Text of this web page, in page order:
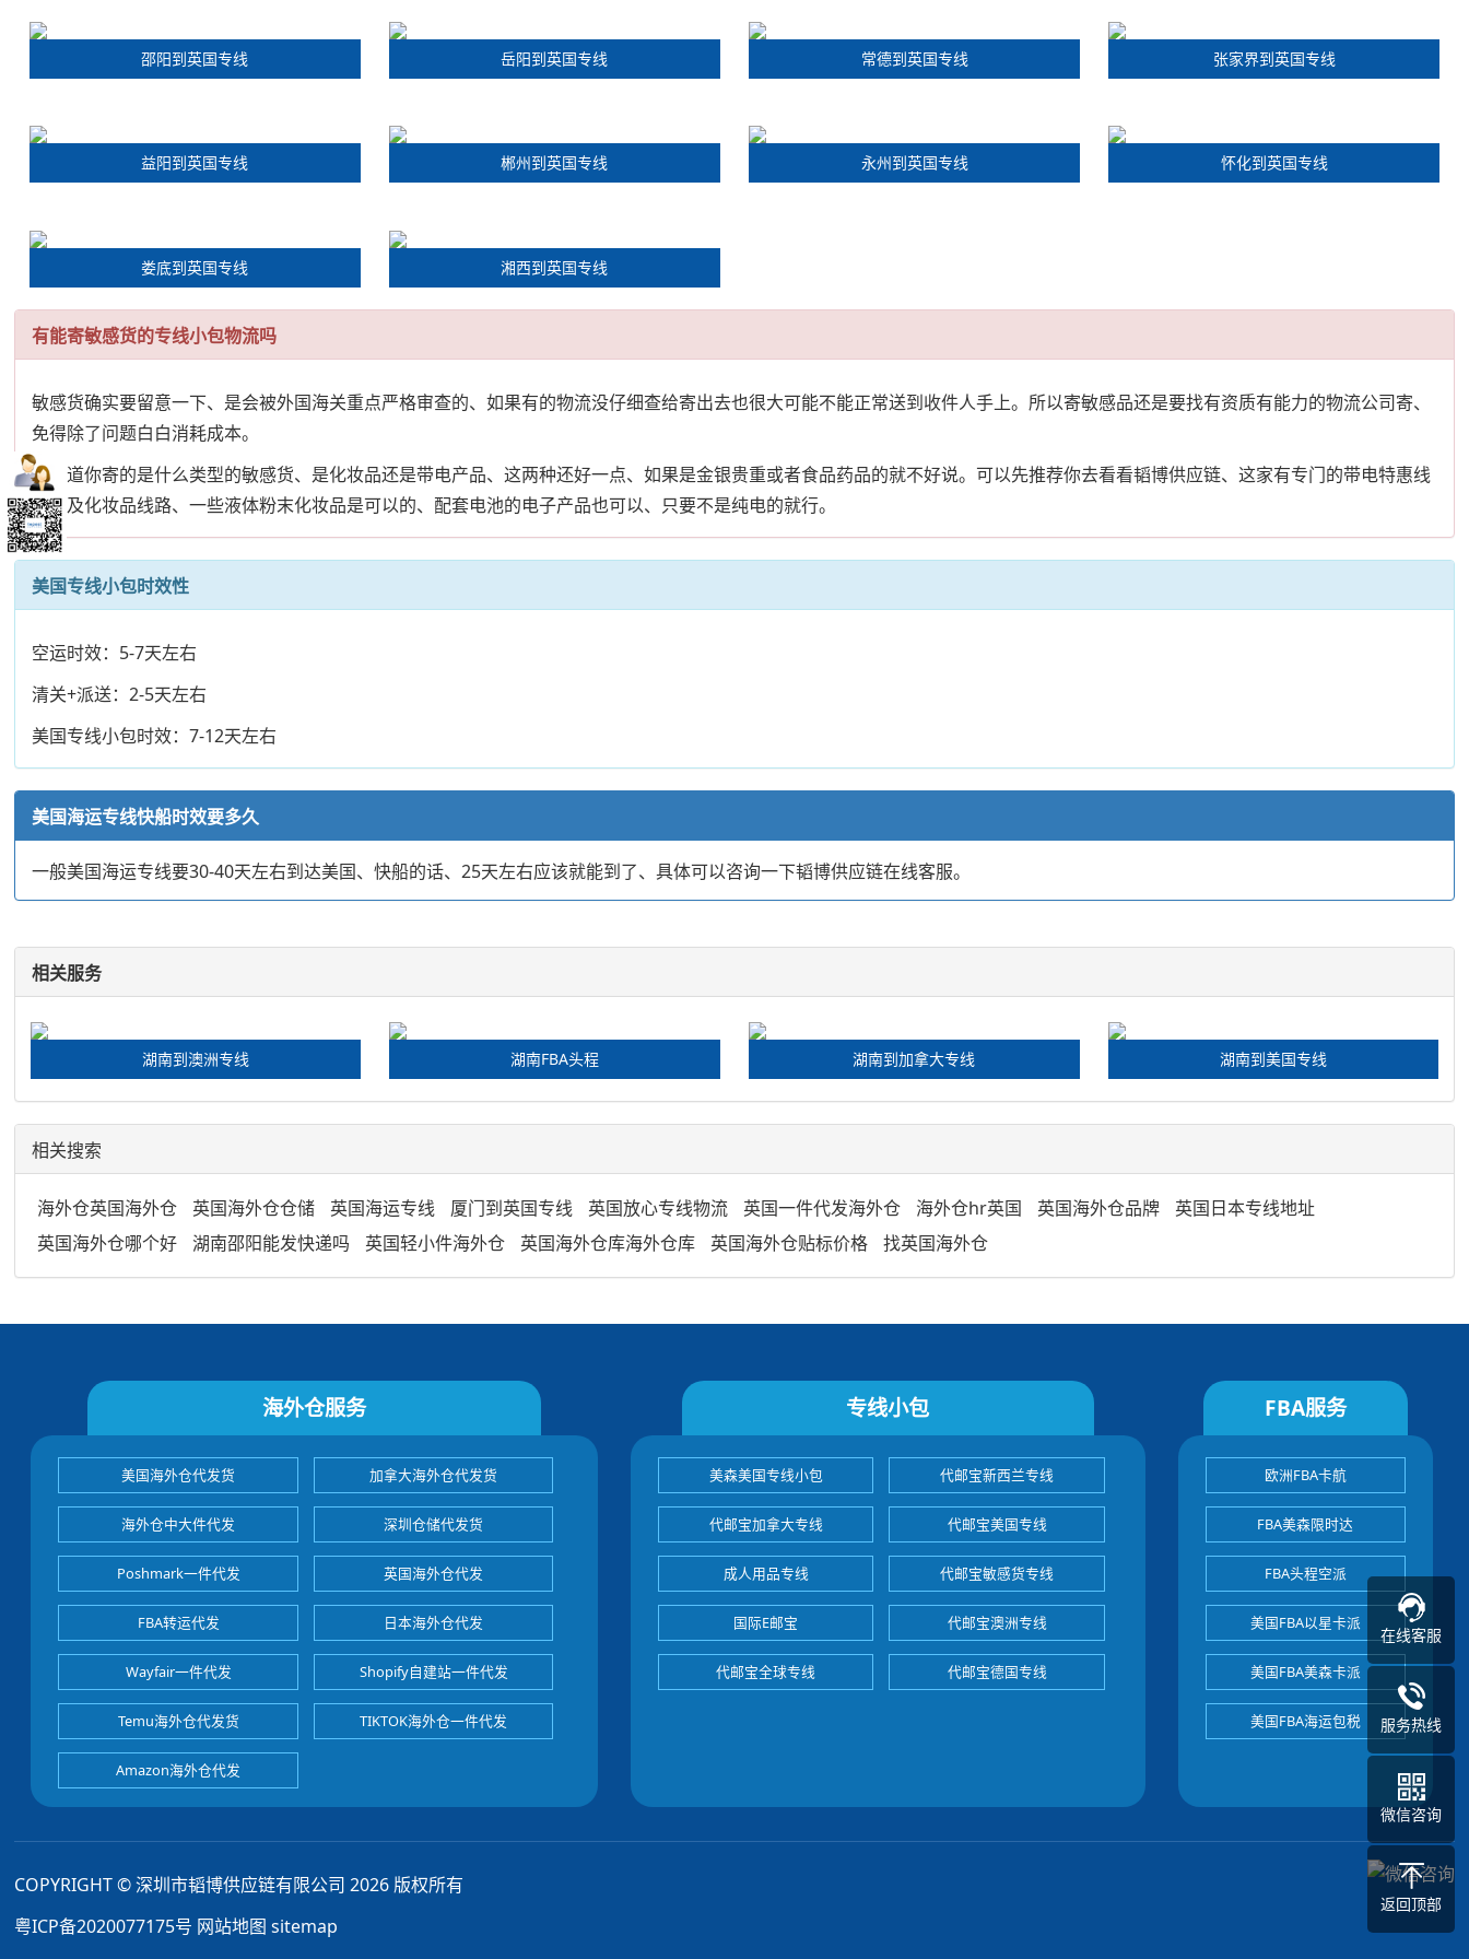
邵阳到英国专线 岳阳到英国专线 常德到英国专线 张家界到英国专线
益阳到英国专线 郴州到英国专线 永州到英国专线 怀化到英国专线
娄底到英国专线 湘西到英国专线
有能寄敏感货的专线小包物流吗
敏感货确实要留意一下、是会被外国海关重点严格审查的、如果有的物流没仔细查给寄出去也很大可能不能正常送到收件人手上。所以寄敏感品还是要找有资质有能力的物流公司寄、
免得除了问题白白消耗成本。
不知道你寄的是什么类型的敏感货、是化妆品还是带电产品、这两种还好一点、如果是金银贵重或者食品药品的就不好说。可以先推荐你去看看韬博供应链、这家有专门的带电特惠线
路以及化妆品线路、一些液体粉末化妆品是可以的、配套电池的电子产品也可以、只要不是纯电的就行。
美国专线小包时效性
空运时效：5-7天左右
清关+派送：2-5天左右
美国专线小包时效：7-12天左右
美国海运专线快船时效要多久
一般美国海运专线要30-40天左右到达美国、快船的话、25天左右应该就能到了、具体可以咨询一下韬博供应链在线客服。
相关服务
湖南到澳洲专线 湖南FBA头程 湖南到加拿大专线 湖南到美国专线
相关搜索
海外仓英国海外仓 英国海外仓仓储 英国海运专线 厦门到英国专线 英国放心专线物流 英国一件代发海外仓 海外仓hr英国 英国海外仓品牌
英国日本专线地址
英国海外仓哪个好
湖南邵阳能发快递吗 英国轻小件海外仓 英国海外仓库海外仓库 英国海外仓贴标价格 找英国海外仓
海外仓服务
美国海外仓代发货 加拿大海外仓代发货
海外仓中大件代发 深圳仓储代发货
Poshmark一件代发 英国海外仓代发
FBA转运代发 日本海外仓代发
Wayfair一件代发 Shopify自建站一件代发
Temu海外仓代发货 TIKTOK海外仓一件代发
Amazon海外仓代发
专线小包
美森美国专线小包 代邮宝新西兰专线
代邮宝加拿大专线 代邮宝美国专线
成人用品专线 代邮宝敏感货专线
国际E邮宝 代邮宝澳洲专线
代邮宝全球专线 代邮宝德国专线
FBA服务
欧洲FBA卡航
FBA美森限时达
FBA头程空派
美国FBA以星卡派
美国FBA美森卡派
美国FBA海运包税
COPYRIGHT © 深圳市韬博供应链有限公司 2026 版权所有
粤ICP备2020077175号 网站地图 sitemap
在线客服
服务热线
微信咨询
返回顶部